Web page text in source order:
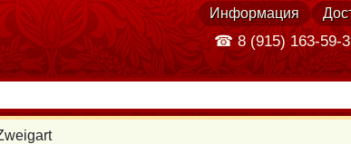
Информация
☎ 8 (915) 163-59-